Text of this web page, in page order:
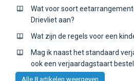
Wat voor soort
Drievliet aan?
Wat zijn de regels voor een
Mag ik naast het standaard
ook een verjaardagstaart
Alle 8 artikelen weergeven